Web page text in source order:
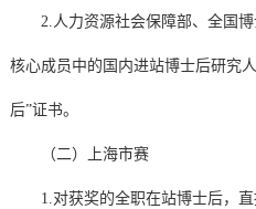
2.人力资源社会保障部、全国
核心成员中的国内进站博士后研究
后”证书。
（二）上海市赛
1. 对获奖的全职在站博士后，